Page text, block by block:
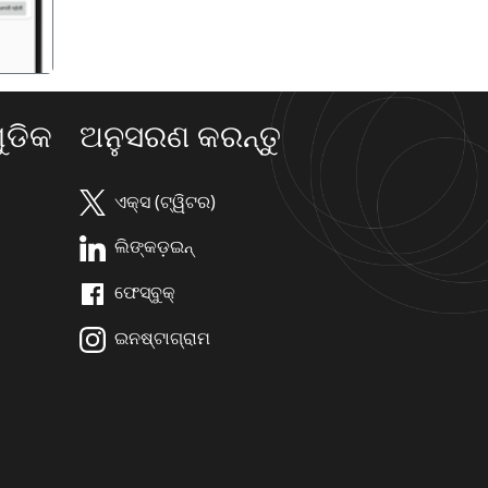
ଅନୁସରଣ କରନ୍ତୁ
ଏକ୍ସ (ଟ୍ୱିଟର)
ଲିଙ୍କଡ଼ଇନ୍
ଫେସ୍ବୁକ୍
ଇନଷ୍ଟାଗ୍ରାମ